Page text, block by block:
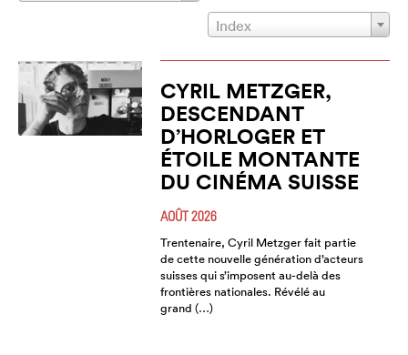
Index
CYRIL METZGER,
DESCENDANT
D’HORLOGER ET
ÉTOILE MONTANTE
DU CINÉMA SUISSE
AOÛT 2026
Trentenaire, Cyril Metzger fait partie
de cette nouvelle génération d’acteurs
suisses qui s’imposent au-delà des
frontières nationales. Révélé au
grand (…)